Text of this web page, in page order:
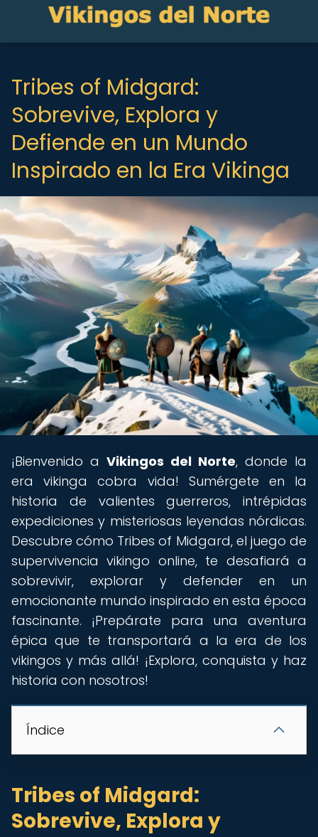
Tribes of Midgard:
Sobrevive, Explora y
Defiende en un Mundo
Inspirado en la Era Vikinga
¡Bienvenido a Vikingos del Norte, donde la
era vikinga cobra vida! Sumérgete en la
historia de valientes guerreros, intrépidas
expediciones y misteriosas leyendas nórdicas.
Descubre cómo Tribes of Midgard, el juego de
supervivencia vikingo online, te desafiará a
sobrevivir, explorar y defender en un
emocionante mundo inspirado en esta época
fascinante. ¡Prepárate para una aventura
épica que te transportará a la era de los
vikingos y más allá! ¡Explora, conquista y haz
historia con nosotros!
Índice
Tribes of Midgard:
Sobrevive, Explora y